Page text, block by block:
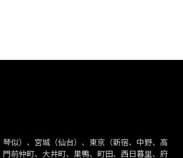
似）、宮城（仙台）、東京（新宿、中野、高
前仲町、大井町、巣鴨、町田、西日暮里、府